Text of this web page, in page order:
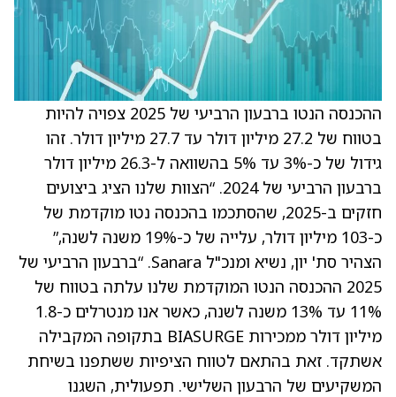
ההכנסה הנטו ברבעון הרביעי של 2025 צפויה להיות
בטווח של 27.2 מיליון דולר עד 27.7 מיליון דולר. זהו
גידול של כ-3% עד 5% בהשוואה ל-26.3 מיליון דולר
ברבעון הרביעי של 2024. “הצוות שלנו הציג ביצועים
חזקים ב-2025, שהסתכמו בהכנסה נטו מוקדמת של
כ-103 מיליון דולר, עלייה של כ-19% משנה לשנה,”
הצהיר סת' יון, נשיא ומנכ"ל Sanara. “ברבעון הרביעי של
2025 ההכנסה הנטו המוקדמת שלנו עלתה בטווח של
11% עד 13% משנה לשנה, כאשר אנו מנטרלים כ-1.8
מיליון דולר ממכירות BIASURGE בתקופה המקבילה
אשתקד. זאת בהתאם לטווח הציפיות ששתפנו בשיחת
המשקיעים של הרבעון השלישי. תפעולית, השגנו